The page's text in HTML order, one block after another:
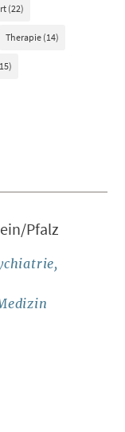
(22)
Therapie (14)
Pfalz